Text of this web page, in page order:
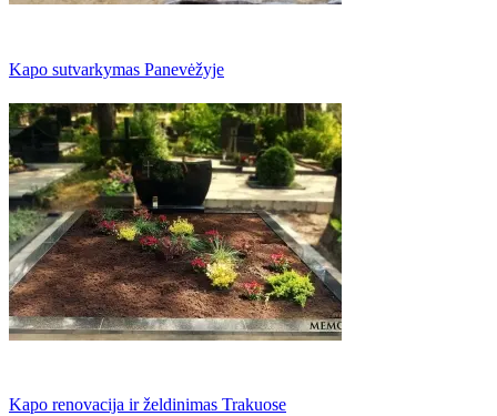
Kapo sutvarkymas Panevėžyje
Kapo renovacija ir želdinimas Trakuose